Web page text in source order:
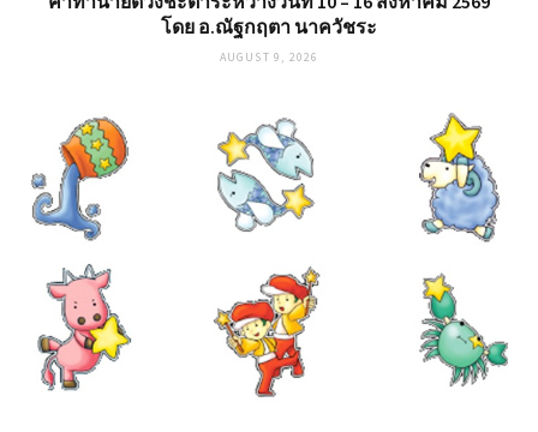
โดย อ.ณัฐกฤตา นาควัชระ
AUGUST 9, 2026